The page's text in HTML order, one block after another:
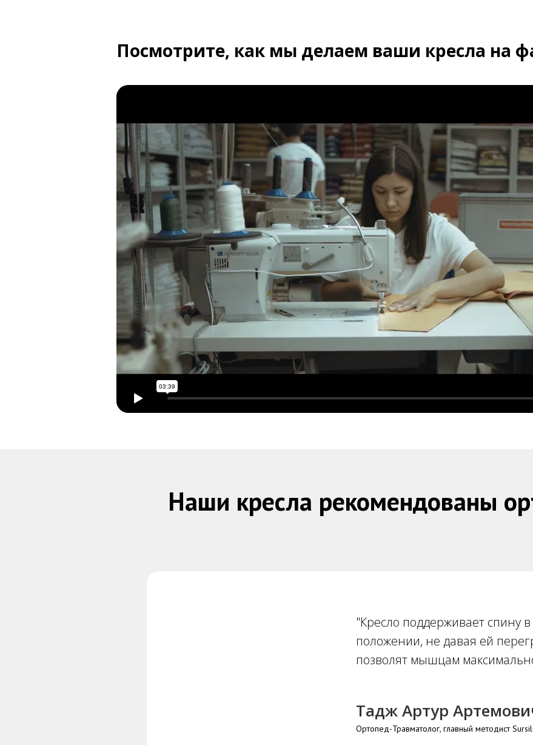
Посмотрите, как мы делаем ваши кресла на
Наши кресла рекомендованы
"Кресло поддерживает спину
положении, не давая ей
позволят мышцам
Тадж Артур
Ортопед-Травматолог, главный методист